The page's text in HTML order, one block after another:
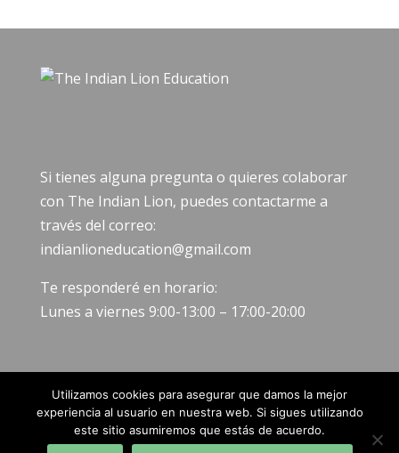
Si tienes alguna pregunta o quieres colaborar
con The Indian Lion, puedes contactarme a
través del correo:
indianlioneducation@gmail.com
Te responderé en horario:
Lunes a viernes 9:00-13:00 – 17:00-20:00
Utilizamos cookies para asegurar que damos la mejor
experiencia al usuario en nuestra web. Si sigues utilizando
este sitio asumiremos que estás de acuerdo.